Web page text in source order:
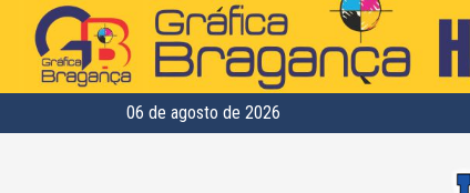
06 de agosto de 2026